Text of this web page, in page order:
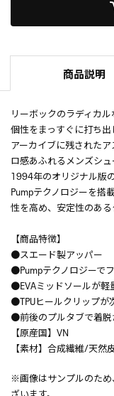
商品説明
リーボックのラディカ
個性をまっすぐに打ち出
アーカイブに残された
ロ感あふれるメンズシュ
1994年のオリジナル版
Pumpテクノロジーを搭
性を高め、安定性のある
【商品特徴】
●スエード製アッパー
●Pumpテクノロジーで
●EVAミッドソールが軽
●TPUヒールクリップが
●前後のプルタブで着脱
【原産国】VN
【素材】合成繊維/天然
※画像はサンプルのた
ざいます。